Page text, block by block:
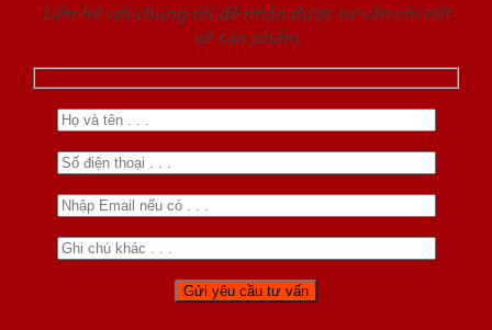
Liên hệ với chúng tôi để nhận được tư vấn chi tiết
về sản phẩm